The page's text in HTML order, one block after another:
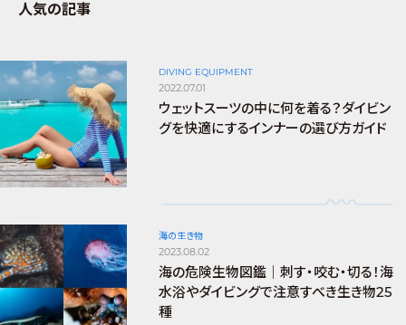
人気の記事
DIVING EQUIPMENT
2022.07.01
ウェットスーツの中に何を着る？ダイビン
グを快適にするインナーの選び方ガイド
海の生き物
2023.08.02
海の危険生物図鑑｜刺す・咬む・切る！海
水浴やダイビングで注意すべき生き物25
種